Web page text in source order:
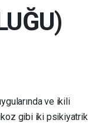
ve ikili
gibi iki psikiyatrik